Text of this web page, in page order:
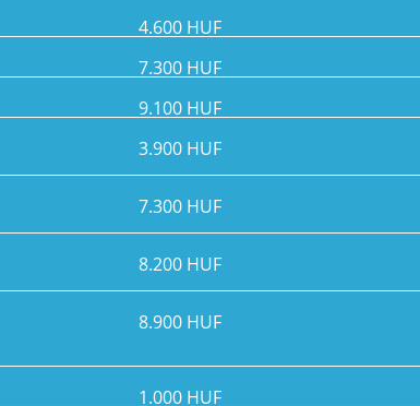
4.600 HUF
7.300 HUF
9.100 HUF
3.900 HUF
7.300 HUF
8.200 HUF
8.900 HUF
1.000 HUF